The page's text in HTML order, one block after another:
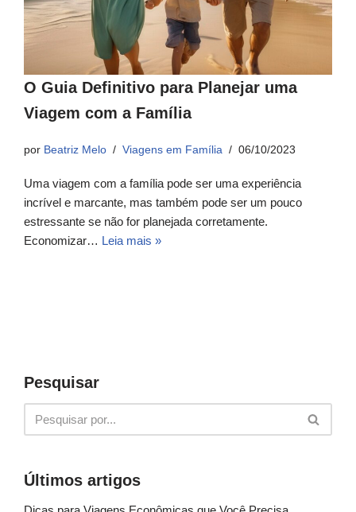
O Guia Definitivo para Planejar uma
Viagem com a Família
por Beatriz Melo Viagens em Família 06/10/2023
Uma viagem com a família pode ser uma experiência
incrível e marcante, mas também pode ser um pouco
estressante se não for planejada corretamente.
Economizar… Leia mais »
Pesquisar
Últimos artigos